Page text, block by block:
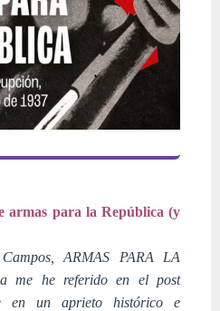
armas para la República (y
ARMAS PARA LA
me he referido en el post
en un aprieto histórico e